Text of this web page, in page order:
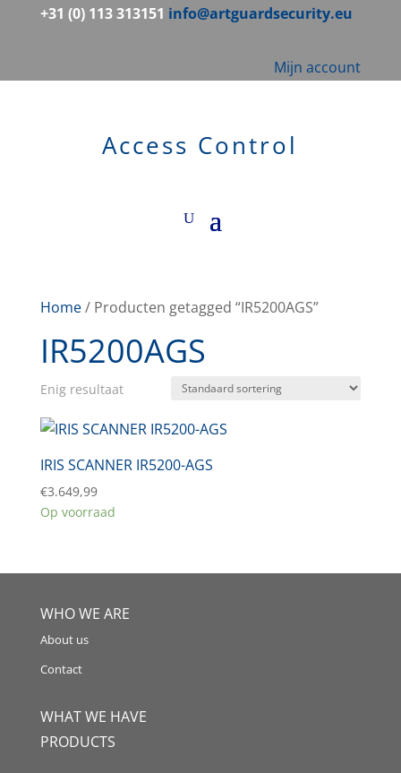
+31 (0) 113 313151 info@artguardsecurity.eu
Mijn account
Access Control
Home/ Producten getagged “IR5200AGS”
IR5200AGS
Enig resultaat
IRIS SCANNER IR5200-AGS
€3.649,99
Op voorraad
WHO WE ARE
About us
Contact
WHAT WE HAVE
PRODUCTS